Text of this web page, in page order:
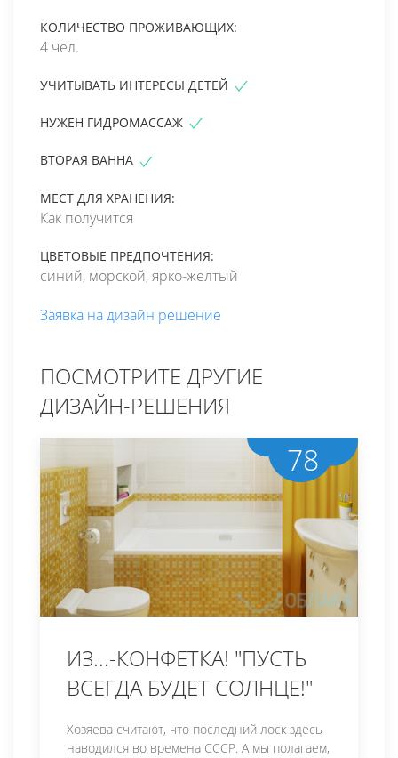
КОЛИЧЕСТВО ПРОЖИВАЮЩИХ:
4 чел.
УЧИТЫВАТЬ ИНТЕРЕСЫ ДЕТЕЙ
НУЖЕН ГИДРОМАССАЖ
ВТОРАЯ ВАННА
МЕСТ ДЛЯ ХРАНЕНИЯ:
Как получится
ЦВЕТОВЫЕ ПРЕДПОЧТЕНИЯ:
синий, морской, ярко-желтый
Заявка на дизайн решение
ПОСМОТРИТЕ ДРУГИЕ
ДИЗАЙН-РЕШЕНИЯ
78
ИЗ...-КОНФЕТКА! "ПУСТЬ
ВСЕГДА БУДЕТ СОЛНЦЕ!"
Хозяева считают, что последний лоск здесь
наводился во времена СССР. А мы полагаем,